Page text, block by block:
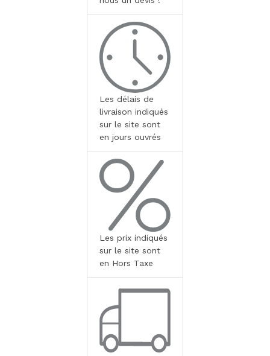
Les délais de
livraison indiqués
sur le site sont
en jours ouvrés
Les prix indiqués
sur le site sont
en Hors Taxe